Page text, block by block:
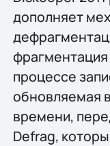
дополняет
процессе
обновляемая
времени,
Defrag,